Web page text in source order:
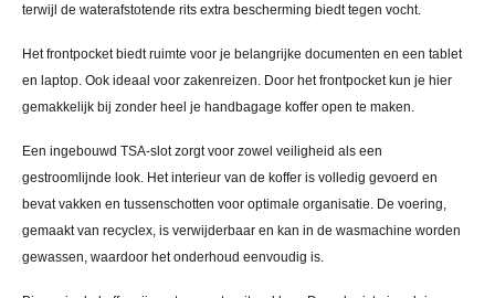
terwijl de waterafstotende rits extra bescherming biedt tegen vocht.
Het frontpocket biedt ruimte voor je belangrijke documenten en een tablet
en laptop. Ook ideaal voor zakenreizen. Door het frontpocket kun je hier
gemakkelijk bij zonder heel je handbagage koffer open te maken.
Een ingebouwd TSA-slot zorgt voor zowel veiligheid als een
gestroomlijnde look. Het interieur van de koffer is volledig gevoerd en
bevat vakken en tussenschotten voor optimale organisatie. De voering,
gemaakt van recyclex, is verwijderbaar en kan in de wasmachine worden
gewassen, waardoor het onderhoud eenvoudig is.